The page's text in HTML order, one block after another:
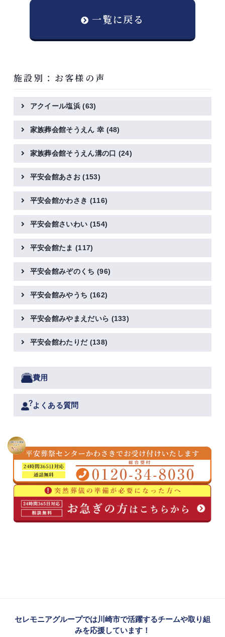
一覧に戻る
施設別：お客様の声
アクイール塩浜(63)
家族葬会館そうえん 幸 (48)
家族葬会館そうえん溝の口 (24)
平安会館あさお(153)
平安会館かわさき (116)
平安会館さいわい (154)
平安会館たま(117)
平安会館みぞのくち (96)
平安会館みやうち (162)
平安会館みやまえだいら (133)
平安会館わたりだ (138)
費用
よくある質問
セレモニアグループでは川崎市で活躍するチームや取り組
みを応援しています！